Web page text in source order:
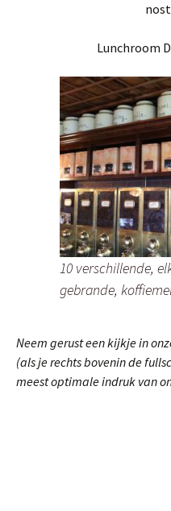
Lunchroom
10 verschillende,
gebrande,
Neem gerust een kijkje in
(als je rechts bovenin de
meest optimale indruk van